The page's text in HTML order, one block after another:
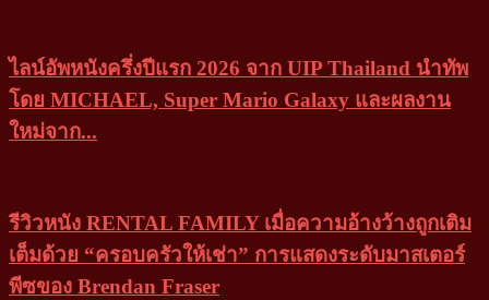
ไลน์อัพหนังครึ่งปีแรก 2026 จาก UIP Thailand นำทัพ
โดย MICHAEL, Super Mario Galaxy และผลงาน
ใหม่จาก...
รีวิวหนัง RENTAL FAMILY เมื่อความอ้างว้างถูกเติม
เต็มด้วย “ครอบครัวให้เช่า” การแสดงระดับมาสเตอร์
พีซของ Brendan Fraser